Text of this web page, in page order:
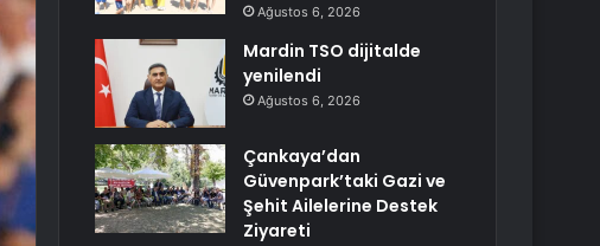
Ağustos 6, 2026
Mardin TSO dijitalde
yenilendi
Ağustos 6, 2026
Çankaya’dan
Güvenpark’taki Gazi ve
Şehit Ailelerine Destek
Ziyareti